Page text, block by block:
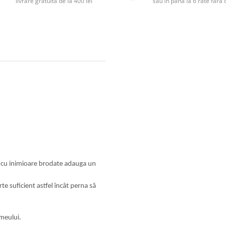
inimioare brodate adauga un
suficient astfel încât perna să